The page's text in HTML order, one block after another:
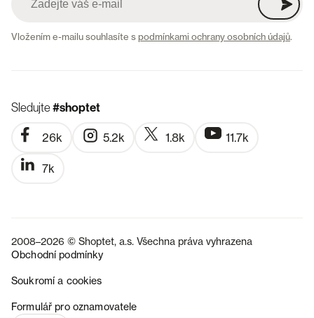
Vložením e-mailu souhlasíte spodmínkami ochrany osobních údajů.
Sledujte#shoptet
26k 5.2k 1.8k 11.7k
7k
2008–2026 © Shoptet, a.s. Všechna práva vyhrazena
Obchodní podmínky
Soukromí a cookies
Formulář pro oznamovatele